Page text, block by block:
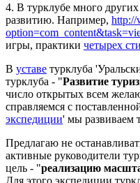
4. В турклубе много
развитию. Например, http://
игры, практики четырех
В уставе турклуба
турклуба - "Развитие
число открытых всем
справляемся с
экспедиции' мы развиваем
Предлагаю не
активные руководители
цель - "реализацию
Для этого экспедиции